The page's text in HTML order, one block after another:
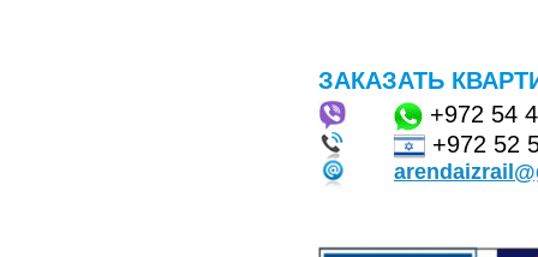
ЗАКАЗАТЬ
+972 54
+972 52